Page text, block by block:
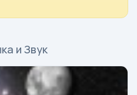
и Звук